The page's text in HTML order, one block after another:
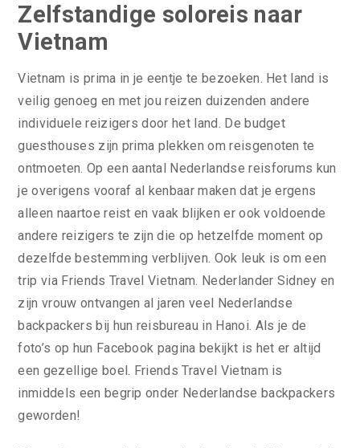
Zelfstandige soloreis naar
Vietnam
Vietnam is prima in je eentje te bezoeken. Het land is
veilig genoeg en met jou reizen duizenden andere
individuele reizigers door het land. De budget
guesthouses zijn prima plekken om reisgenoten te
ontmoeten. Op een aantal Nederlandse reisforums kun
je overigens vooraf al kenbaar maken dat je ergens
alleen naartoe reist en vaak blijken er ook voldoende
andere reizigers te zijn die op hetzelfde moment op
dezelfde bestemming verblijven. Ook leuk is om een
trip via Friends Travel Vietnam. Nederlander Sidney en
zijn vrouw ontvangen al jaren veel Nederlandse
backpackers bij hun reisbureau in Hanoi. Als je de
foto’s op hun Facebook pagina bekijkt is het er altijd
een gezellige boel. Friends Travel Vietnam is
inmiddels een begrip onder Nederlandse backpackers
geworden!